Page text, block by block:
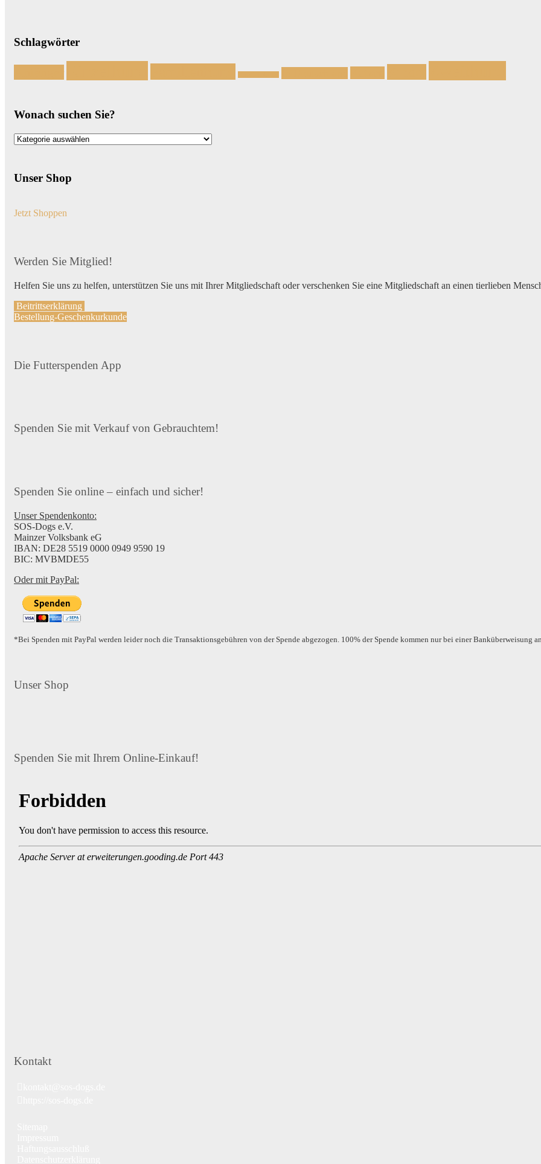
Schlagwörter
Wonach suchen Sie?
Wonach
Unser Shop
Jetzt Shoppen
Werden Sie Mitglied!
Helfen Sie uns zu helfen, unterstützen Sie uns mit Ihrer Mitgliedschaft oder verschenken Sie eine Mitgliedschaft an einen tierlieben
Beitrittserklärung
Bestellung-Geschenkurkunde
Die Futterspenden App
Spenden Sie mit Verkauf von Gebrauchtem!
Spenden Sie online – einfach und sicher!
Unser Spendenkonto:
SOS-Dogs e.V.
Mainzer Volksbank eG
IBAN: DE28 5519 0000 0949 9590 19
BIC: MVBMDE55
Oder mit PayPal:
*Bei Spenden mit PayPal werden leider noch die Transaktionsgebühren von der Spende abgezogen. 100% der Spende kommen nur bei einer Banküberweisung
Unser Shop
Spenden Sie mit Ihrem Online-Einkauf!
Kontakt